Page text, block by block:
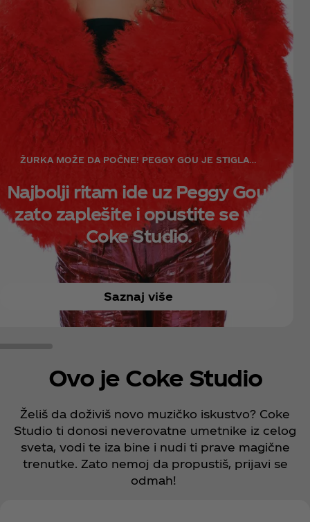
ŽURKA MOŽE DA POČNE! PEGGY GOU JE STIGLA…
Najbolji ritam ide uz Peggy Gou,
zato zaplešite i opustite se uz
Coke Studio.
Saznaj više
Ovo je Coke Studio
Želiš da doživiš novo muzičko iskustvo? Coke
Studio ti donosi neverovatne umetnike iz celog
sveta, vodi te iza bine i nudi ti prave magične
trenutke. Zato nemoj da propustiš, prijavi se
odmah!